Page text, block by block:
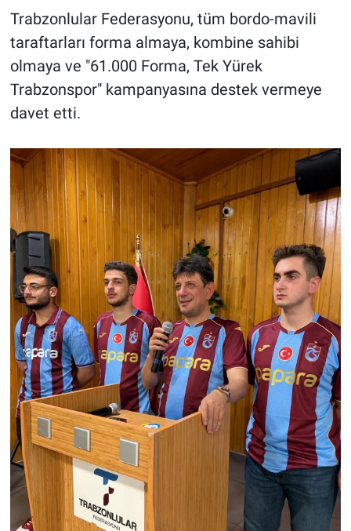
Trabzonlular Federasyonu, tüm bordo-mavili
taraftarları forma almaya, kombine sahibi
olmaya ve "61.000 Forma, Tek Yürek
Trabzonspor" kampanyasına destek vermeye
davet etti.